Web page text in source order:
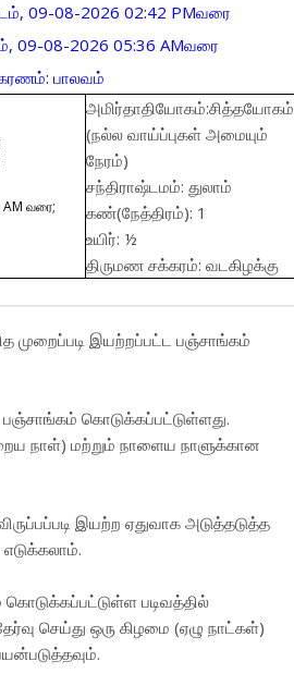
09-08-2026 02:42 PMவரை
09-08-2026 05:36 AMவரை
பாலவம்
AM வரை;
அமிர்தாதியோகம்:சித்தயோகம்
(நல்ல வாய்ப்புகள் அமையும்
நேரம்)
சந்திராஷ்டமம்: துலாம்
கண்(நேத்திரம்): 1
உயிர்: ½
திருமண சக்கரம்: வடகிழக்கு
முறைப்படி இயற்றப்பட்ட பஞ்சாங்கம்
கொடுக்கப்பட்டுள்ளது.
நாள்) மற்றும் நாளைய நாளுக்கான
இயற்ற ஏதுவாக அடுத்தடுத்த
கொடுக்கப்பட்டுள்ள படிவத்தில்
செய்து ஒரு கிழமை (ஏழு நாட்கள்)